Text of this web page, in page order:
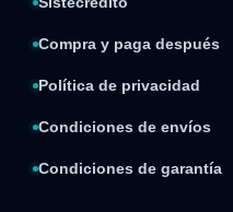
Compra y paga después
Política de privacidad
Condiciones de envíos
Condiciones de garantía